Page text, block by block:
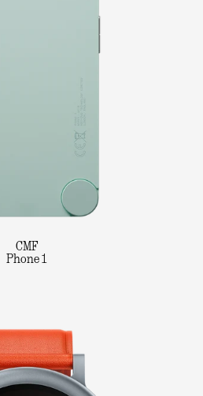
CMF
Phone 1